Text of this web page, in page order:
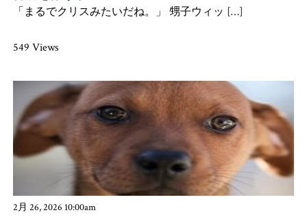
「まるでクリスみたいだね。」 甥子ウィッ […]
549 Views
2月 26, 2026 10:00am